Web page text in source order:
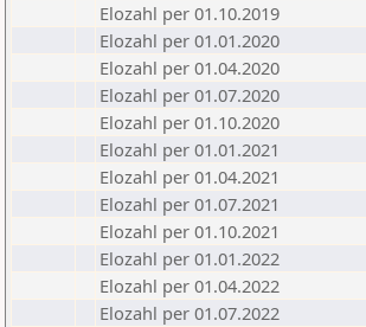
Elozahl per 01.10.2019
Elozahl per 01.01.2020
Elozahl per 01.04.2020
Elozahl per 01.07.2020
Elozahl per 01.10.2020
Elozahl per 01.01.2021
Elozahl per 01.04.2021
Elozahl per 01.07.2021
Elozahl per 01.10.2021
Elozahl per 01.01.2022
Elozahl per 01.04.2022
Elozahl per 01.07.2022